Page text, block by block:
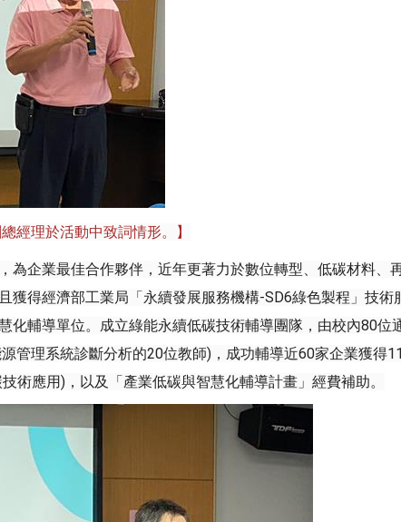
經理於活動中致詞情形。】
為企業最佳合作夥伴，近年更著力於數位轉型、低碳材料、
獲得經濟部工業局「永續發展服務機構-SD6綠色製程」技術
化輔導單位。成立綠能永續低碳技術輔導團隊，由校內80位
管理系統診斷分析的20位教師)，成功輔導近60家企業獲得
術應用)，以及「產業低碳與智慧化輔導計畫」經費補助。